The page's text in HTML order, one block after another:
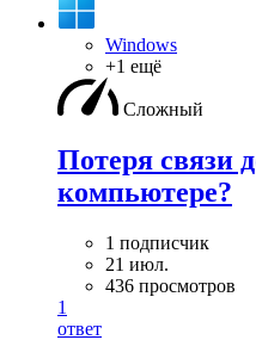
Windows
+1 ещё
Сложный
Потеря связи
компьютере?
1 подписчик
21 июл.
436 просмотров
1
ответ